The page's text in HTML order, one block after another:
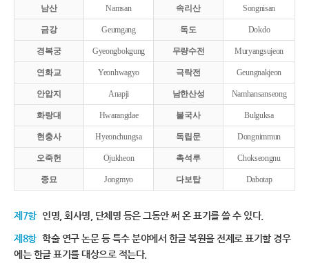
남산 Namsan 속리산 Songnisan
금강 Geumgang 독도 Dokdo
경복궁 Gyeongbokgung 무량수전 Muryangsujeon
연화교 Yeonhwagyo 극락전 Geungnakjeon
안압지 Anapji 남한산성 Namhansanseong
화랑대 Hwarangdae 불국사 Bulguksa
현충사 Hyeonchungsa 독립문 Dongnimmun
오죽헌 Ojukheon 촉석루 Chokseongnu
종묘 Jongmyo 다보탑 Dabotap
제7항 인명, 회사명, 단체명 등은 그동안 써 온 표기를 쓸 수 있다.
제8항 학술 연구 논문 등 특수 분야에서 한글 복원을 전제로 표기할 경우
에는 한글 표기를 대상으로 적는다.